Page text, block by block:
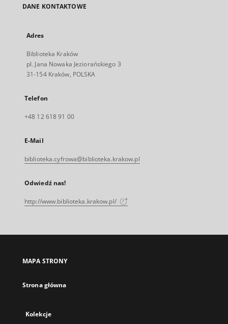
DANE KONTAKTOWE
Adres
Biblioteka Kraków
pl. Jana Nowaka Jeziorańskiego 3
31-154 Kraków, POLSKA
Telefon
+48 12 618 91 00
E-Mail
biblioteka.cyfrowa@biblioteka.krakow.pl
Odwiedź nas!
http://www.biblioteka.krakow.pl/
MAPA STRONY
Strona główna
Kolekcje